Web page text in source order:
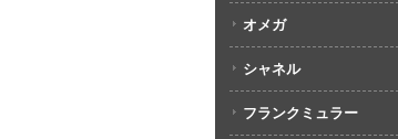
オメガ
シャネル
フランクミュラー